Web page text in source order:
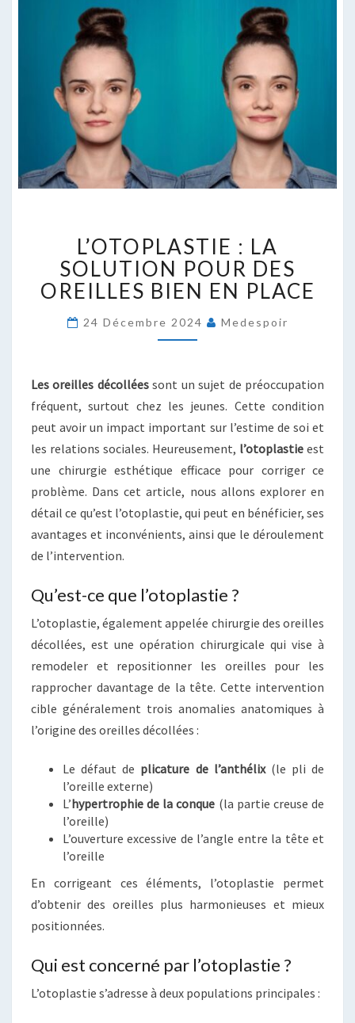
:
LA
SOLUTION
POUR
DES
OREILLES
PLACE
L’OTOPLASTIE : LA
SOLUTION POUR DES
OREILLES BIEN EN PLACE
24 Décembre 2024 Medespoir
Les oreilles décolléessont un sujet de préoccupation
fréquent, surtout chez les jeunes. Cette condition
peut avoir un impact important sur l’estime de soi et
les relations sociales. Heureusement, l’otoplastie est
une chirurgie esthétique efficace pour corriger ce
problème. Dans cet article, nous allons explorer en
détail ce qu’est l’otoplastie, qui peut en bénéficier, ses
avantages et inconvénients, ainsi que le déroulement
de l’intervention.
Qu’est-ce que l’otoplastie ?
L’otoplastie, également appelée chirurgie des oreilles
décollées, est une opération chirurgicale qui vise à
remodeler et repositionner les oreilles pour les
rapprocher davantage de la tête. Cette intervention
cible généralement trois anomalies anatomiques à
l’origine des oreilles décollées :
Le défaut de plicature de l’anthélix(le pli de
l’oreille externe)
L’hypertrophie de la conque (la partie creuse de
l’oreille)
L’ouverture excessive de l’angle entre la tête et
l’oreille
En corrigeant ces éléments, l’otoplastie permet
d’obtenir des oreilles plus harmonieuses et mieux
positionnées.
Qui est concerné par l’otoplastie ?
L’otoplastie s’adresse à deux populations principales :